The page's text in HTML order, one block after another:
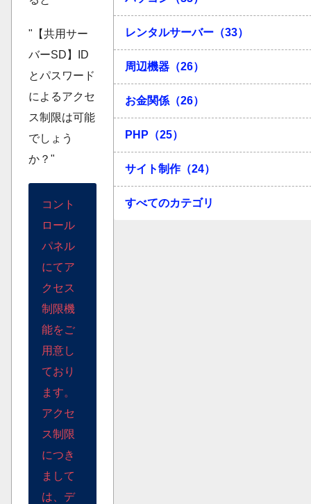
"【共用サー
バーSD】ID
とパスワード
によるアクセ
ス制限は可能
でしょう
か？"
コント
ロール
パネル
にてア
クセス
制限機
能をご
用意し
ており
ます。
アクセ
ス制限
につき
まして
は、デ
レンタルサーバー（33）
周辺機器（26）
お金関係（26）
PHP（25）
サイト制作（24）
すべてのカテゴリ